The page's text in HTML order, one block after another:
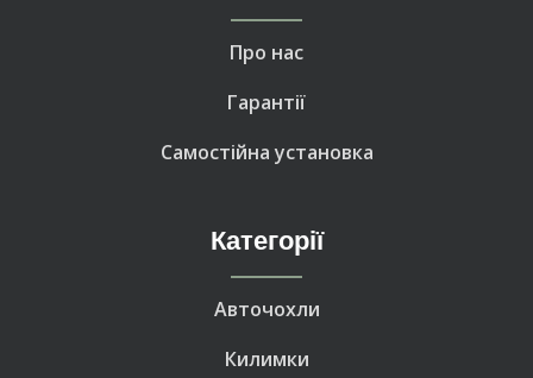
Про нас
Гарантії
Самостійна установка
Категорії
Авточохли
Килимки